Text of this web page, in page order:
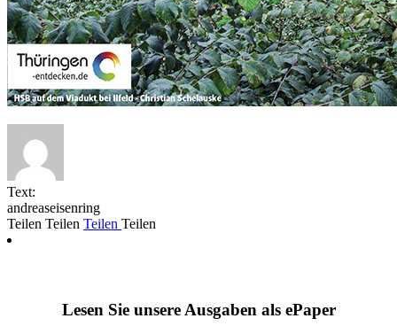
Text:
andreaseisenring
Teilen Teilen Teilen Teilen
Lesen Sie unsere Ausgaben als ePaper